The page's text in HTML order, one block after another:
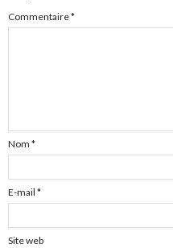
Commentaire*
Nom *
E-mail *
Site web